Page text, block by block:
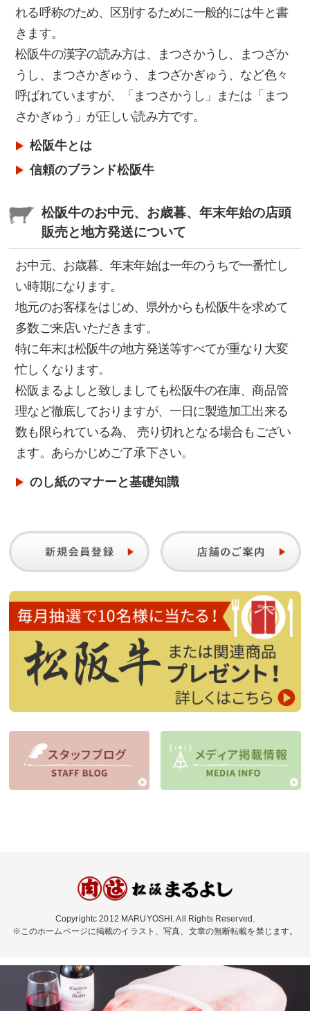
2023/10/30
【カタログギフトリニューアルのお知らせ】
2023/10/02
【価格改定のお知らせ】
【災害(大雨・台風・地震など)の影響によるお荷物
のお届けについて】
2023/07/14
【商品】新商品追加のお知らせ
2023/05/22
【重要 お届け先住所変更（転送）時の運賃収受の
開始について】
2023/03/14
【松阪牛ぬいぐるみ】仕様変更と価格改定のお知ら
せ】
2023/02/02
【重要 ネットワーク機器のメンテナンスのお知ら
せ。】
2022/10/19
【重要 バージョンアップによるシステムメンテナ
ンスのお知らせ】
2022/10/04
【カタログギフトリニューアルのお知らせ】
2022/09/30
【ご注文に関するお電話でのお問合せ受付時間変更
2022/09/30
【重要 バージョンアップによるシステムメンテナ
2022/05/24
れる呼称のため、区別するために一般的には牛と書
きます。
松阪牛の漢字の読み方は、まつさかうし、まつざか
うし、まつさかぎゅう、まつざかぎゅう、など色々
呼ばれていますが、「まつさかうし」または「まつ
さかぎゅう」が正しい読み方です。
松阪牛とは
信頼のブランド松阪牛
松阪牛のお中元、お歳暮、年末年始の店頭
販売と地方発送について
お中元、お歳暮、年末年始は一年のうちで一番忙し
い時期になります。
地元のお客様をはじめ、県外からも松阪牛を求めて
多数ご来店いただきます。
特に年末は松阪牛の地方発送等すべてが重なり大変
忙しくなります。
松阪まるよしと致しましても松阪牛の在庫、商品管
理など徹底しておりますが、一日に製造加工出来る
数も限られている為、 売り切れとなる場合もござい
ます。あらかじめご了承下さい。
のし紙のマナーと基礎知識
Copyrightc 2012 MARUYOSHI. All Rights Reserved.
※このホームページに掲載のイラスト、写真、文章の無断転載を禁じます。